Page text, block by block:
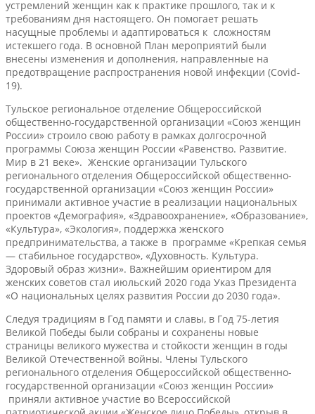
устремлений женщин как к практике прошлого, так и к
требованиям дня настоящего. Он помогает решать
насущные проблемы и адаптироваться к сложностям
истекшего года. В основной План мероприятий были
внесены изменения и дополнения, направленные на
предотвращение распространения новой инфекции (Covid-
19).
Тульское региональное отделение Общероссийской
общественно-государственной организации «Союз женщин
России» строило свою работу в рамках долгосрочной
программы Союза женщин России «Равенство. Развитие.
Мир в 21 веке». Женские организации Тульского
регионального отделения Общероссийской общественно-
государственной организации «Союз женщин России»
принимали активное участие в реализации национальных
проектов «Демография», «Здравоохранение», «Образование»,
«Культура», «Экология», поддержка женского
предпринимательства, а также в программе «Крепкая семья
— стабильное государство», «Духовность. Культура.
Здоровый образ жизни». Важнейшим ориентиром для
женских советов стал июльский 2020 года Указ Президента
«О национальных целях развития России до 2030 года».
Следуя традициям в Год памяти и славы, в Год 75-летия
Великой Победы были собраны и сохранены новые
страницы великого мужества и стойкости женщин в годы
Великой Отечественной войны. Члены Тульского
регионального отделения Общероссийской общественно-
государственной организации «Союз женщин России»
приняли активное участие во Всероссийской